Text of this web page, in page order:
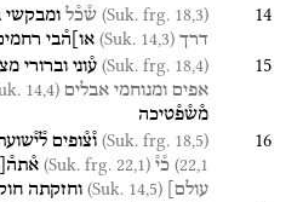
14
(Suk. frg. 18,3) ש֯כ֯ל ומבקשי
דרך (Suk. 14,3) או]ה֯בי
15
(Suk. frg. 18,4) ע֯וני וברורי
אפים ומנוחמי אבלים (Suk. 14,4)
מ֯ש֯פ֯טיכה
16
(Suk. frg. 18,5) ו֯צ֯ופים
22,1) כ֯י֯ (Suk. frg. 22,1) א֯תה֯[
עולם]
(Suk. 14,5) וחזקתה